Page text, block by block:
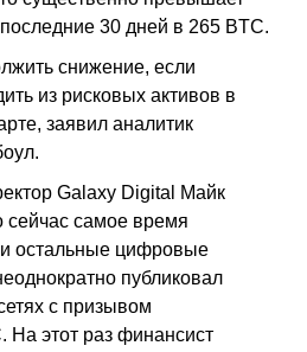
30 дней в 265 BTC.
снижение, если
из рисковых активов в
заявил аналитик
Galaxy Digital Майк
сейчас самое время
и остальные цифровые
публиковал
с призывом
На этот раз финансист